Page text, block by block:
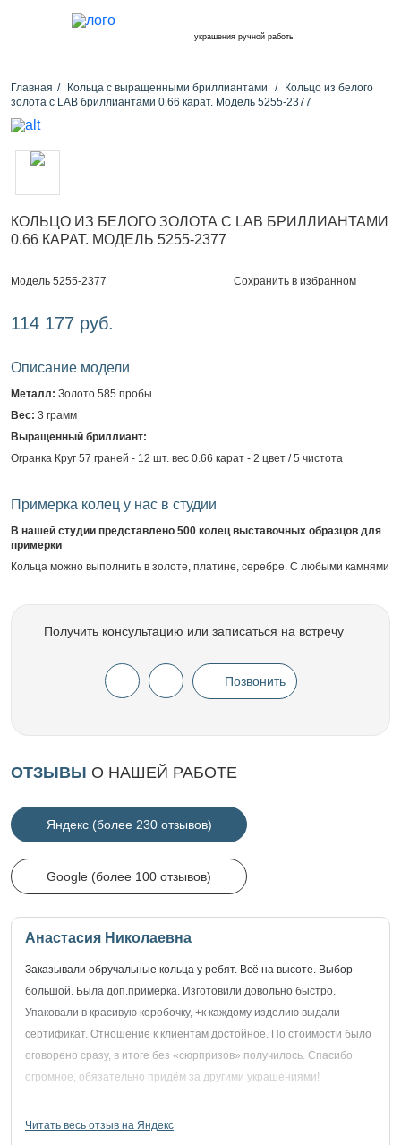
украшения ручной работы
Главная Кольца с выращенными бриллиантами
Кольцо из белого
золота с LAB бриллиантами 0.66 карат. Модель 5255-2377
КОЛЬЦО ИЗ БЕЛОГО ЗОЛОТА С LAB БРИЛЛИАНТАМИ
0.66 КАРАТ. МОДЕЛЬ 5255-2377
Модель 5255-2377 Сохранить в избранном
114 177 руб.
Описание модели
Металл: Золото 585 пробы
Вес: 3 грамм
Выращенный бриллиант:
Огранка Круг 57 граней - 12 шт. вес 0.66 карат - 2 цвет / 5 чистота
Примерка колец у нас в студии
В нашей студии представлено 500 колец выставочных образцов для
примерки
Кольца можно выполнить в золоте, платине, серебре. С любыми камнями
Получить консультацию или записаться на встречу
Позвонить
ОТЗЫВЫ О НАШЕЙ РАБОТЕ
Яндекс (более 230 отзывов)
Google (более 100 отзывов)
Анастасия Николаевна
Заказывали обручальные кольца у ребят. Всё на высоте. Выбор
большой. Была доп.примерка. Изготовили довольно быстро.
Упаковали в красивую коробочку, +к каждому изделию выдали
сертификат. Отношение к клиентам достойное. По стоимости было
оговорено сразу, в итоге без «сюрпризов» получилось. Спасибо
огромное, обязательно придём за другими украшениями!
Читать весь отзыв на Яндекс